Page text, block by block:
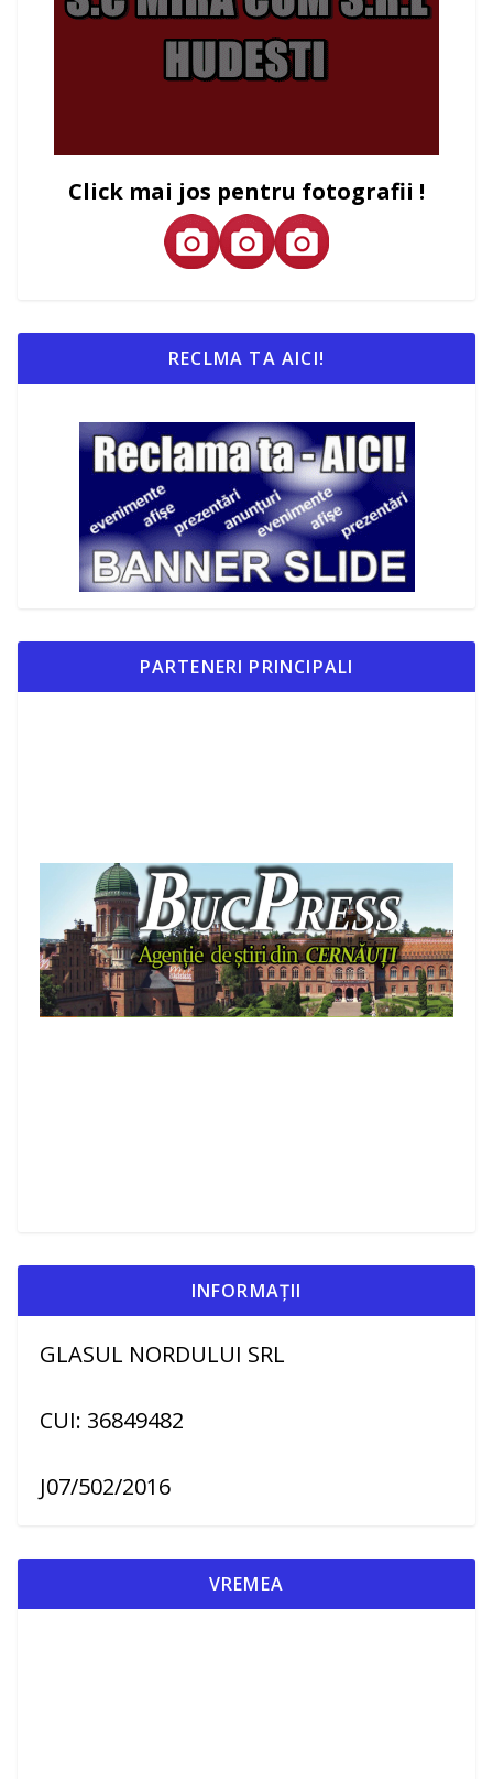
Click mai jos pentru fotografii !
RECLMA TA AICI!
PARTENERI PRINCIPALI
INFORMAȚII
GLASUL NORDULUI SRL
CUI: 36849482
J07/502/2016
VREMEA